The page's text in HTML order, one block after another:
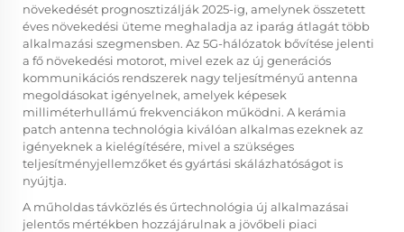
növekedését prognosztizálják 2025-ig, amelynek összetett
éves növekedési üteme meghaladja az iparág átlagát több
alkalmazási szegmensben. Az 5G-hálózatok bővítése jelenti
a fő növekedési motorot, mivel ezek az új generációs
kommunikációs rendszerek nagy teljesítményű antenna
megoldásokat igényelnek, amelyek képesek
milliméterhullámú frekvenciákon működni. A kerámia
patch antenna technológia kiválóan alkalmas ezeknek az
igényeknek a kielégítésére, mivel a szükséges
teljesítményjellemzőket és gyártási skálázhatóságot is
nyújtja.
A műholdas távközlés és űrtechnológia új alkalmazásai
jelentős mértékben hozzájárulnak a jövőbeli piaci